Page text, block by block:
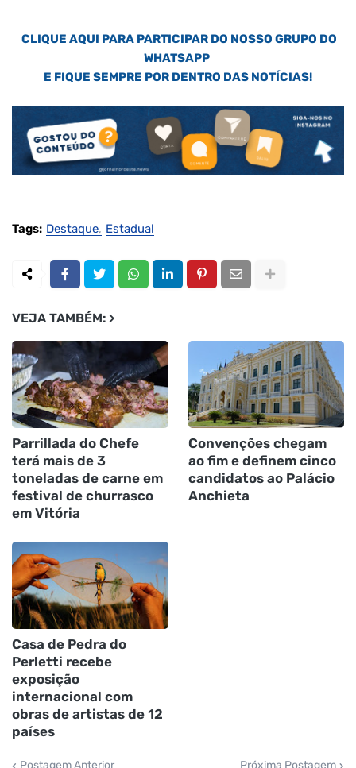
CLIQUE AQUI PARA PARTICIPAR DO NOSSO GRUPO DO
WHATSAPP
E FIQUE SEMPRE POR DENTRO DAS NOTÍCIAS!
Tags: Destaque Estadual
VEJA TAMBÉM:
Parrillada do Chefe
terá mais de 3
toneladas de carne em
festival de churrasco
em Vitória
Convenções chegam
ao fim e definem cinco
candidatos ao Palácio
Anchieta
Casa de Pedra do
Perletti recebe
exposição
internacional com
obras de artistas de 12
países